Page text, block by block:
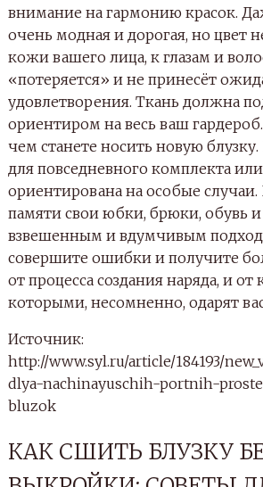
внимание на гармонию красок.
очень модная и дорогая, но цвет
кожи вашего лица, к глазам и
«потеряется» и не принесёт
удовлетворения. Ткань должна
ориентиром на весь ваш
чем станете носить новую
для повседневного комплекта
ориентирована на особые
памяти свои юбки, брюки, обувь
взвешенным и вдумчивым
совершите ошибки и получите
от процесса создания наряда, и
которыми, несомненно, одарят
Источник:
http://www.syl.ru/article/184193/
dlya-nachinayuschih-portnih-
bluzok
КАК СШИТЬ БЛУЗКУ